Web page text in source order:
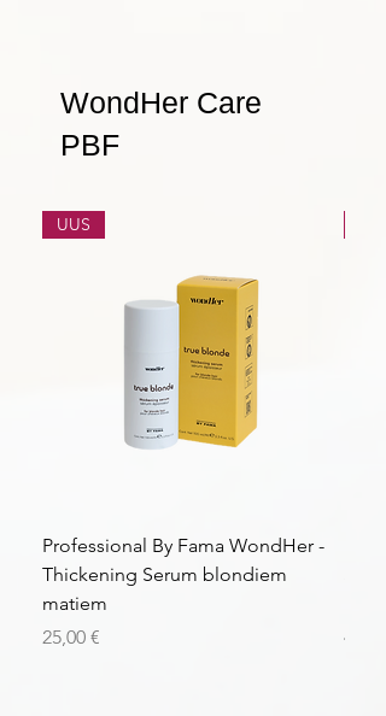
WondHer Care
PBF
UUS
Professional By Fama WondHer -
Thickening Serum blondiem
matiem
Price
25,00 €
Price
43,56